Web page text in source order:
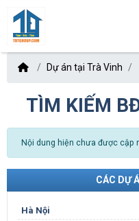
Dự án tại Trà Vinh
TÌM KIẾM
Nội dung hiện chưa được cập
CÁC DỰ
Hà Nội